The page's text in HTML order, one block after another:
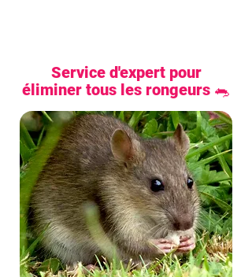
Service d'expert pour
éliminer tous les rongeurs 🐀